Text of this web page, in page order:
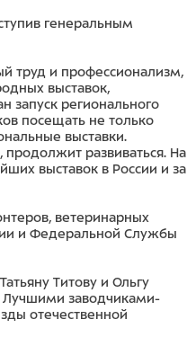
генеральным
труд и профессионализм,
выставок,
запуск регионального
посещать не только
выставки.
развиваться. На
выставок в России и за
ветеринарных
и Федеральной Службы
Титову и Ольгу
Лучшими заводчиками-
отечественной